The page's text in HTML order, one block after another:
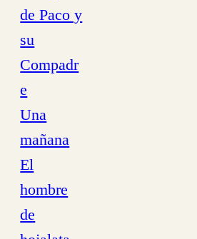
de Paco y
su
Compadr
e
Una
mañana
El
hombre
de